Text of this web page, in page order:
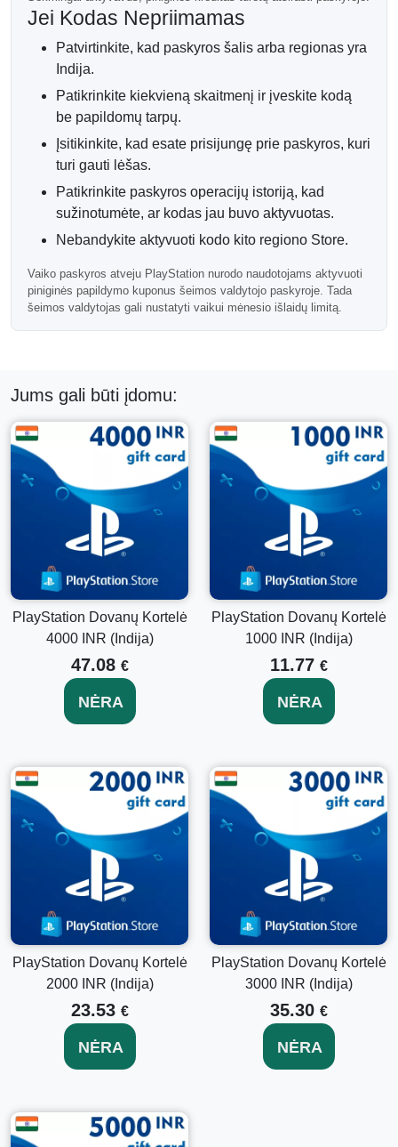
Jei Kodas Nepriimamas
Patvirtinkite, kad paskyros šalis arba regionas yra
Indija.
Patikrinkite kiekvieną skaitmenį ir įveskite kodą
be papildomų tarpų.
Įsitikinkite, kad esate prisijungę prie paskyros, kuri
turi gauti lėšas.
Patikrinkite paskyros operacijų istoriją, kad
sužinotumėte, ar kodas jau buvo aktyvuotas.
Nebandykite aktyvuoti kodo kito regiono Store.
Vaiko paskyros atveju PlayStation nurodo naudotojams aktyvuoti
piniginės papildymo kuponus šeimos valdytojo paskyroje. Tada
šeimos valdytojas gali nustatyti vaikui mėnesio išlaidų limitą.
Jums gali būti įdomu:
PlayStation Dovanų Kortelė
4000 INR (Indija)
47.08 €
NĖRA
PlayStation Dovanų Kortelė
1000 INR (Indija)
11.77 €
NĖRA
PlayStation Dovanų Kortelė
2000 INR (Indija)
23.53 €
NĖRA
PlayStation Dovanų Kortelė
3000 INR (Indija)
35.30 €
NĖRA